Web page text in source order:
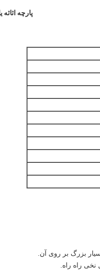
پارچه